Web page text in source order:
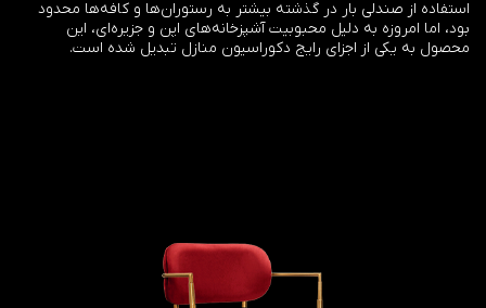
استفاده از صندلی بار در گذشته بیشتر به رستوران‌ها و کافه‌ها محدود
بود، اما امروزه به دلیل محبوبیت آشپزخانه‌های اپن و جزیره‌ای، این
محصول به یکی از اجزای رایج دکوراسیون منازل تبدیل شده است.